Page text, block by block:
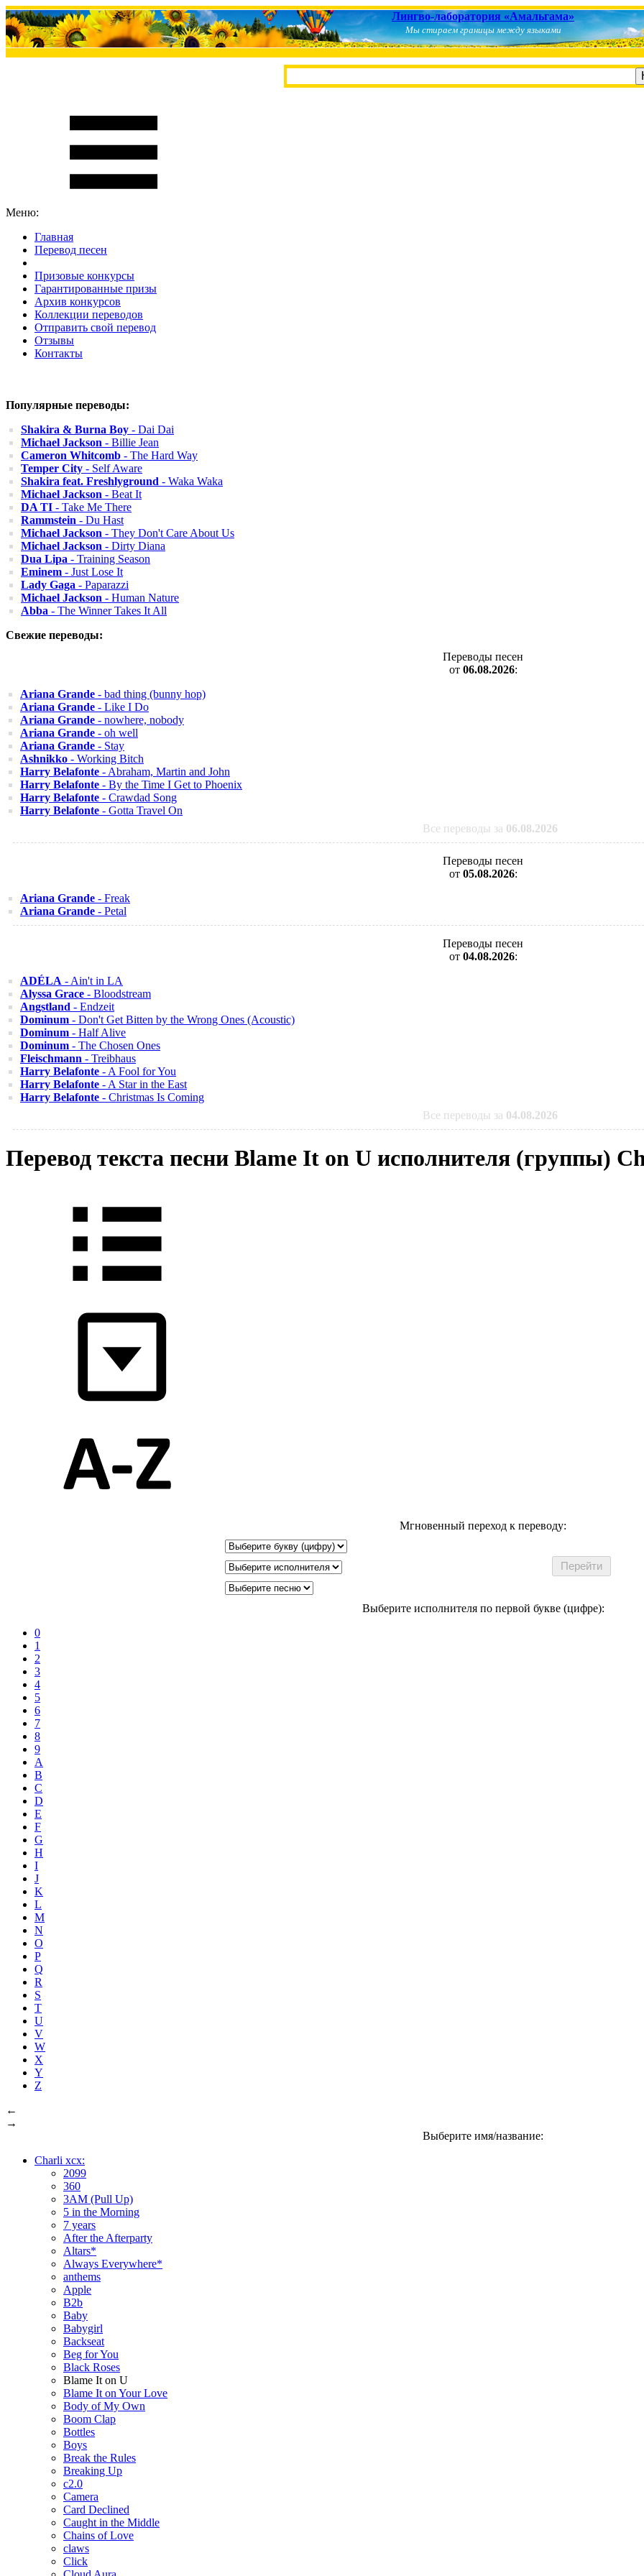
Лингво-лаборатория «Амальгама»
Мы стираем границы между языками
Меню:
Главная
Перевод песен
Призовые конкурсы
Гарантированные призы
Архив конкурсов
Коллекции переводов
Отправить свой перевод
Отзывы
Контакты
Популярные переводы:
Shakira & Burna Boy - Dai Dai
Michael Jackson - Billie Jean
Cameron Whitcomb - The Hard Way
Temper City - Self Aware
Shakira feat. Freshlyground - Waka Waka
Michael Jackson - Beat It
DA TI - Take Me There
Rammstein - Du Hast
Michael Jackson - They Don't Care About Us
Michael Jackson - Dirty Diana
Dua Lipa - Training Season
Eminem - Just Lose It
Lady Gaga - Paparazzi
Michael Jackson - Human Nature
Abba - The Winner Takes It All
Свежие переводы:
Переводы песен
от 06.08.2026:
Ariana Grande - bad thing (bunny hop)
Ariana Grande - Like I Do
Ariana Grande - nowhere, nobody
Ariana Grande - oh well
Ariana Grande - Stay
Ashnikko - Working Bitch
Harry Belafonte - Abraham, Martin and John
Harry Belafonte - By the Time I Get to Phoenix
Harry Belafonte - Crawdad Song
Harry Belafonte - Gotta Travel On
Все переводы за 06.08.2026
Переводы песен
от 05.08.2026:
Ariana Grande - Freak
Ariana Grande - Petal
Переводы песен
от 04.08.2026:
ADÉLA - Ain't in LA
Alyssa Grace - Bloodstream
Angstland - Endzeit
Dominum - Don't Get Bitten by the Wrong Ones (Acoustic)
Dominum - Half Alive
Dominum - The Chosen Ones
Fleischmann - Treibhaus
Harry Belafonte - A Fool for You
Harry Belafonte - A Star in the East
Harry Belafonte - Christmas Is Coming
Все переводы за 04.08.2026
Перевод текста песни Blame It on U исполнителя (группы)
Мгновенный переход к переводу:
Выберите исполнителя по первой букве (цифре):
0
1
2
3
4
5
6
7
8
9
A
B
C
D
E
F
G
H
I
J
K
L
M
N
O
P
Q
R
S
T
U
V
W
X
Y
Z
←
→
Выберите имя/название:
Charli xcx:
2099
360
3AM (Pull Up)
5 in the Morning
7 years
After the Afterparty
Altars*
Always Everywhere*
anthems
Apple
B2b
Baby
Babygirl
Backseat
Beg for You
Black Roses
Blame It on U
Blame It on Your Love
Body of My Own
Boom Clap
Bottles
Boys
Break the Rules
Breaking Up
c2.0
Camera
Card Declined
Caught in the Middle
Chains of Love
claws
Click